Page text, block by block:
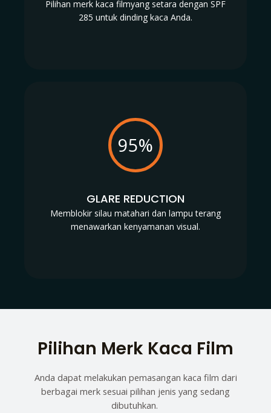
Pilihan merk kaca filmyang setara dengan SPF
285 untuk dinding kaca Anda.
95%
GLARE REDUCTION
Memblokir silau matahari dan lampu terang
menawarkan kenyamanan visual.
Pilihan Merk Kaca Film
Anda dapat melakukan pemasangan kaca film dari
berbagai merk sesuai pilihan jenis yang sedang
dibutuhkan.